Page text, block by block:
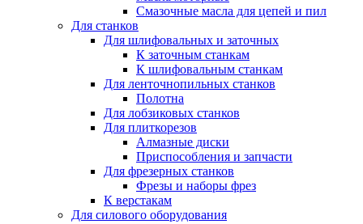
Смазочные масла для цепей и пил
Для станков
Для шлифовальных и заточных
К заточным станкам
К шлифовальным станкам
Для ленточнопильных станков
Полотна
Для лобзиковых станков
Для плиткорезов
Алмазные диски
Приспособления и запчасти
Для фрезерных станков
Фрезы и наборы фрез
К верстакам
Для силового оборудования